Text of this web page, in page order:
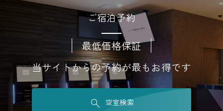
ご宿泊予約
最低価格保証
当サイトからの予約が最もお得です
空室検索